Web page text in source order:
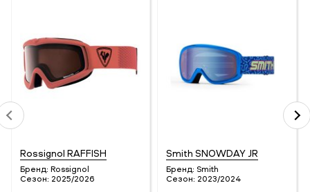
Rossignol RAFFISH
Бренд: Rossignol
Сезон: 2025/2026
Smith SNOWDAY JR
Бренд: Smith
Сезон: 2023/2024